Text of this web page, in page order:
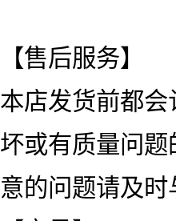
【售后服务】
本店发货前都
坏或有质量问
意的问题请及